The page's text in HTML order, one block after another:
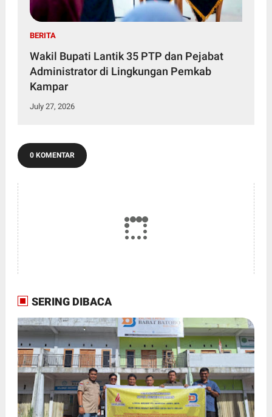
BERITA
Wakil Bupati Lantik 35 PTP dan Pejabat
Administrator di Lingkungan Pemkab
Kampar
July 27, 2026
0 KOMENTAR
SERING DIBACA